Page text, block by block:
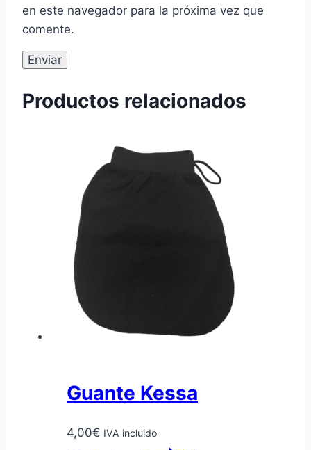
en este navegador para la próxima vez que
comente.
Productos relacionados
Guante Kessa
4,00€ IVA incluido